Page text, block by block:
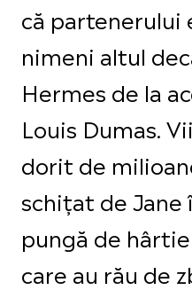
că partenerului
nimeni altul
Hermes de la
Louis Dumas.
dorit de
schițat de Jane
pungă de
care au rău de